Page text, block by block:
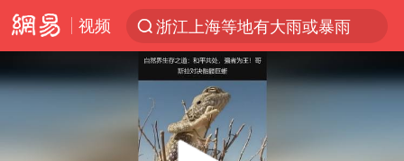
视频
浙江上海等地有大雨或暴雨
光影经济撬动暑期消费新蓝海
《欢迎来龙餐馆》口碑
情侣福建平潭拍日出时坠崖